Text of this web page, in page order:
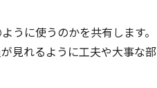
うに使うのかを共有します。
見れるように工夫や大事な部